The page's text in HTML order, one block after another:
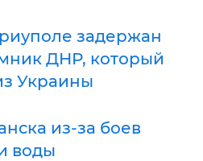
задержан
ДНР, который
Украины
из-за боев
воды